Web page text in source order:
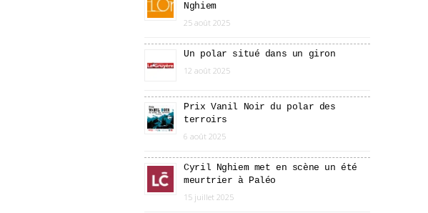
Nghiem
25 août 2025
Un polar situé dans un giron
12 août 2025
Prix Vanil Noir du polar des
terroirs
6 août 2025
Cyril Nghiem met en scène un été
meurtrier à Paléo
15 juillet 2025